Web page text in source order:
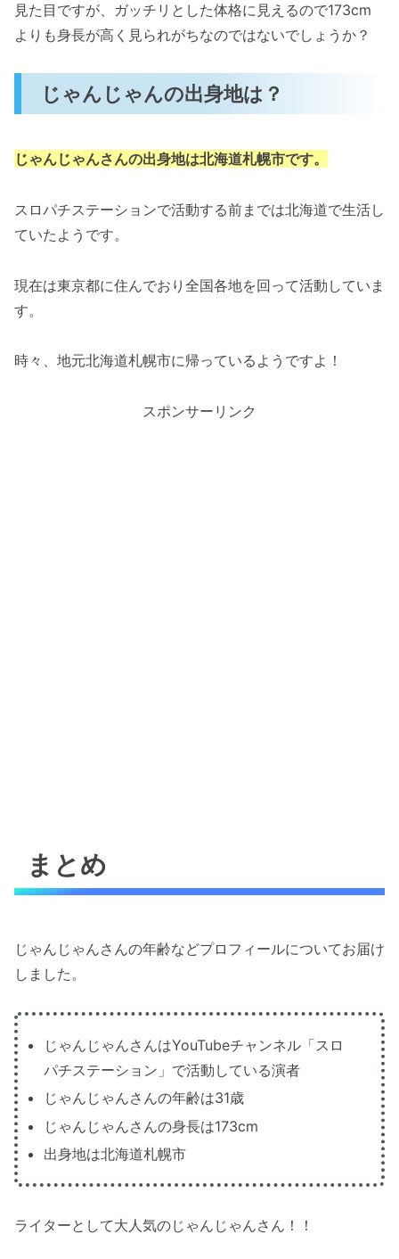
見た目ですが、ガッチリとした体格に見えるので173cm
よりも身長が高く見られがちなのではないでしょうか？
じゃんじゃんの出身地は？
じゃんじゃんさんの出身地は北海道札幌市です。
スロパチステーションで活動する前までは北海道で生活し
ていたようです。
現在は東京都に住んでおり全国各地を回って活動していま
す。
時々、地元北海道札幌市に帰っているようですよ！
スポンサーリンク
まとめ
じゃんじゃんさんの年齢などプロフィールについてお届け
しました。
じゃんじゃんさんはYouTubeチャンネル「スロ
パチステーション」で活動している演者
じゃんじゃんさんの年齢は31歳
じゃんじゃんさんの身長は173cm
出身地は北海道札幌市
ライターとして大人気のじゃんじゃんさん！！